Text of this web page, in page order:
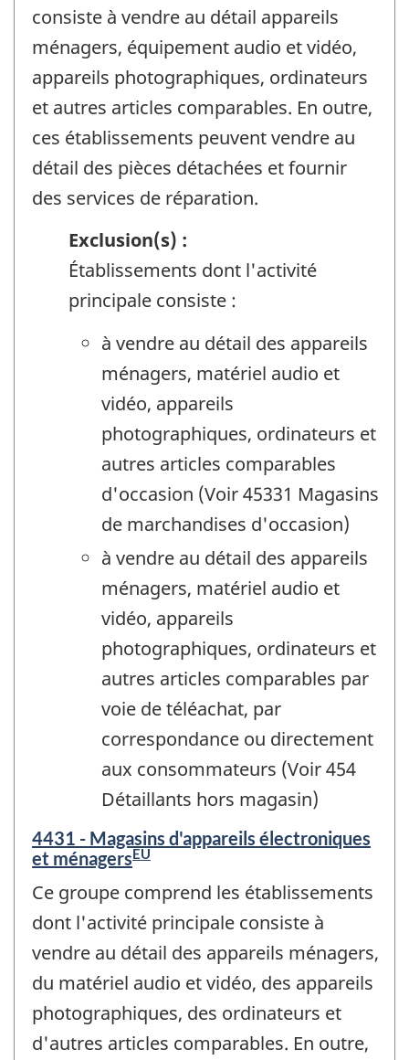
consiste à vendre au détail appareils
ménagers, équipement audio et vidéo,
appareils photographiques, ordinateurs
et autres articles comparables. En outre,
ces établissements peuvent vendre au
détail des pièces détachées et fournir
des services de réparation.
Exclusion(s) :
Établissements dont l'activité
principale consiste :
à vendre au détail des appareils
ménagers, matériel audio et
vidéo, appareils
photographiques, ordinateurs et
autres articles comparables
d'occasion (Voir 45331 Magasins
de marchandises d'occasion)
à vendre au détail des appareils
ménagers, matériel audio et
vidéo, appareils
photographiques, ordinateurs et
autres articles comparables par
voie de téléachat, par
correspondance ou directement
aux consommateurs (Voir 454
Détaillants hors magasin)
4431 - Magasins d'appareils électroniques
et ménagersÉU
Ce groupe comprend les établissements
dont l'activité principale consiste à
vendre au détail des appareils ménagers,
du matériel audio et vidéo, des appareils
photographiques, des ordinateurs et
d'autres articles comparables. En outre,